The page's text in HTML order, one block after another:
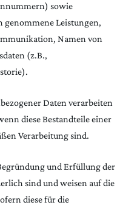
sowie
genommene Leistungen,
Namen von
(z.B.,
Daten verarbeiten
diese Bestandteile einer
Verarbeitung sind.
und Erfüllung der
sind und weisen auf die
diese für die